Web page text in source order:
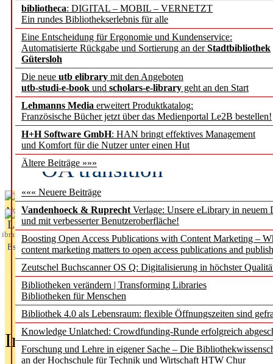
bibliotheca: DIGITAL – MOBIL – VERNETZT
Ein rundes Bibliothekserlebnis für alle
Eine Entscheidung für Ergonomie und Kundenservice:
Automatisierte Rückgabe und Sortierung an derStadtbibliothek
Gütersloh
Die neue utb elibrary mit den Angeboten
utb-studi-e-book und scholars-e-library geht an den Start
Lehmanns Media erweitert Produktkatalog:
Französische Bücher jetzt über das Medienportal Le2B bestellen!
H+H Software GmbH: HAN bringt effektives Management
und Komfort für die Nutzer unter einen Hut
Ältere Beiträge »»»
««« Neuere Beiträge
Vandenhoeck & Ruprecht Verlage: Unsere eLibrary in neuem
und mit verbesserter Benutzeroberfläche!
Boosting Open Access Publications with Content Marketing –
content marketing matters to open access publications and
Zeutschel Buchscanner OS Q: Digitalisierung in höchster
Bibliotheken verändern | Transforming Libraries
Bibliotheken für Menschen
Bibliothek 4.0 als Lebensraum: flexible Öffnungszeiten sind
Knowledge Unlatched: Crowdfunding-Runde erfolgreich
Forschung und Lehre in eigener Sache – Die
an der Hochschule für Technik und Wirtschaft HTW Chur
DFG setzt Förderung
FAIRmat fort
Bayerns digitale
Schulwandbilder aus
Fifth Open Access
transformative
OA transition
Aktuelles aus
L
ibrary
Essentials
In der Ausgabe05/2026(Juni/Juli